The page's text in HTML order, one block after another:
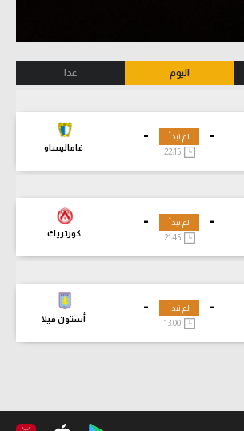
اليوم غدا
-
-
فاماليساو
لم تبدأ
22:15
-
-
كورتريك
لم تبدأ
21:45
-
-
أستون فيلا
لم تبدأ
13:00